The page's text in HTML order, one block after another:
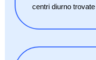
centri diurnotrovate